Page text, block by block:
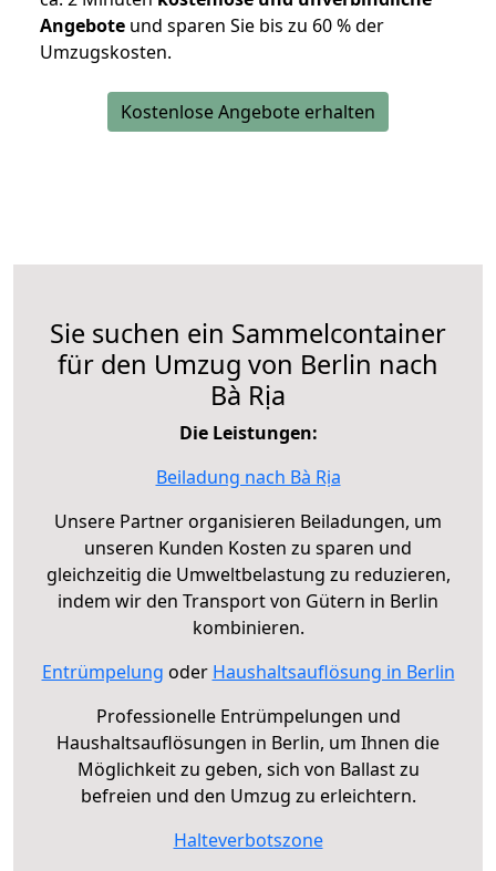
Angebote und sparen Sie bis zu 60 % der
Umzugskosten.
Kostenlose Angebote erhalten
Sie suchen ein Sammelcontainer
für den Umzug von Berlin nach
Bà Rịa
Die Leistungen:
Beiladung nach Bà Rịa
Unsere Partner organisieren Beiladungen, um
unseren Kunden Kosten zu sparen und
gleichzeitig die Umweltbelastung zu reduzieren,
indem wir den Transport von Gütern in Berlin
kombinieren.
Entrümpelung oder Haushaltsauflösung in Berlin
Professionelle Entrümpelungen und
Haushaltsauflösungen in Berlin, um Ihnen die
Möglichkeit zu geben, sich von Ballast zu
befreien und den Umzug zu erleichtern.
Halteverbotszone